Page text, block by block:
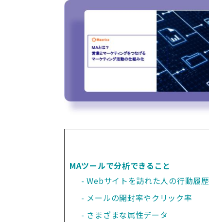
MAツールで分析できること
Webサイトを訪れた人の行動履歴
メールの開封率やクリック率
さまざまな属性データ